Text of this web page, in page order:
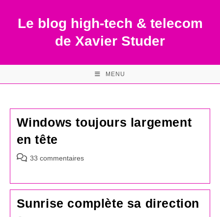
contentLe blog high-tech & telecom
de Xavier Studer
MENU
Windows toujours largement
en tête
Commentaires
publication :
33 commentaires
Sunrise complète sa direction